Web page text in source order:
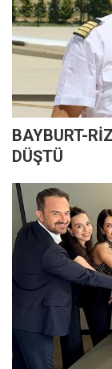
BAYBURT-
DÜŞTÜ